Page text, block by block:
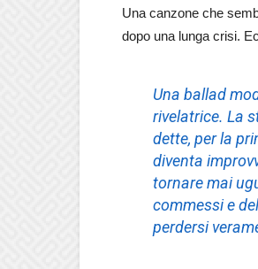
Una canzone che
dopo una lunga crisi.
Una ballad
rivelatrice. La
dette, per la
diventa
tornare mai
commessi e
perdersi